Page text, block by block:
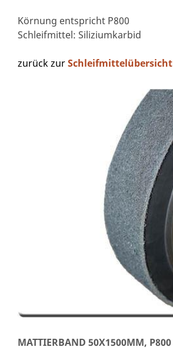
Körnung entspricht P800
Schleifmittel: Siliziumkarbid
zurück zurSchleifmittelübersicht
MATTIERBAND 50X1500MM, P800